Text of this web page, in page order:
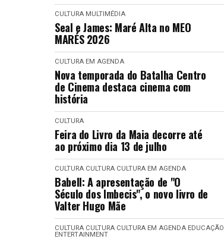
CULTURA MULTIMÉDIA
Seal e James: Maré Alta no MEO
MARÉS 2026
CULTURA EM AGENDA
Nova temporada do Batalha Centro
de Cinema destaca cinema com
história
CULTURA
Feira do Livro da Maia decorre até
ao próximo dia 13 de julho
CULTURA CULTURA CULTURA EM AGENDA
Babell: A apresentação de "O
Século dos Imbecis", o novo livro de
Valter Hugo Mãe
CULTURA CULTURA CULTURA EM AGENDA EDUCAÇÃO
ENTERTAINMENT